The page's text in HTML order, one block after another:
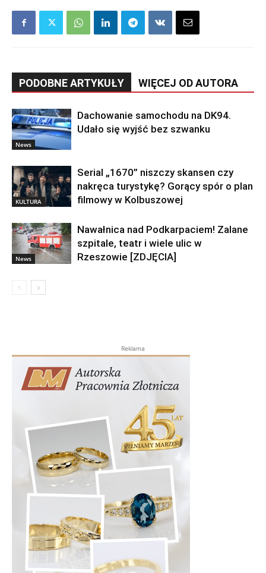
PODOBNE ARTYKUŁY WIĘCEJ OD AUTORA
News
Dachowanie samochodu na DK94.
Udało się wyjść bez szwanku
KULTURA
Serial „1670” niszczy skansen czy
nakręca turystykę? Gorący spór o plan
filmowy w Kolbuszowej
News
Nawałnica nad Podkarpaciem! Zalane
szpitale, teatr i wiele ulic w
Rzeszowie [ZDJĘCIA]
Reklama